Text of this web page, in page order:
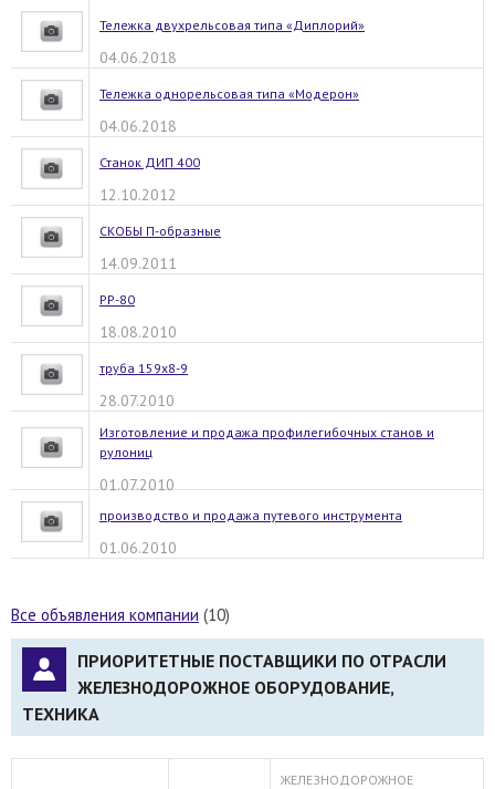
Тележка двухрельсовая типа «Диплорий»
04.06.2018
Тележка однорельсовая типа «Модерон»
04.06.2018
Станок ДИП 400
12.10.2012
СКОБЫ П-образные
14.09.2011
РР-80
18.08.2010
труба 159х8-9
28.07.2010
Изготовление и продажа профилегибочных станов и
рулониц
01.07.2010
производство и продажа путевого инструмента
01.06.2010
Все объявления компании (10)
ПРИОРИТЕТНЫЕ ПОСТАВЩИКИ ПО ОТРАСЛИ
ЖЕЛЕЗНОДОРОЖНОЕ ОБОРУДОВАНИЕ,
ТЕХНИКА
ЖЕЛЕЗНОДОРОЖНОЕ